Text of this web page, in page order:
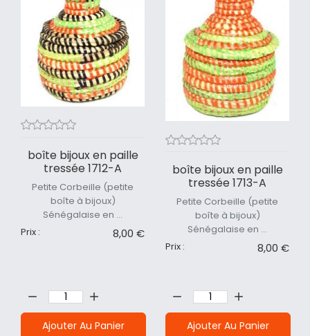
boîte bijoux en paille
tressée 1712-A
Petite Corbeille (petite
boîte à bijoux)
Sénégalaise en ...
Prix :
8,00 €
Ajouter Au Panier
boîte bijoux en paille
tressée 1713-A
Petite Corbeille (petite
boîte à bijoux)
Sénégalaise en ...
Prix :
8,00 €
Ajouter Au Panier